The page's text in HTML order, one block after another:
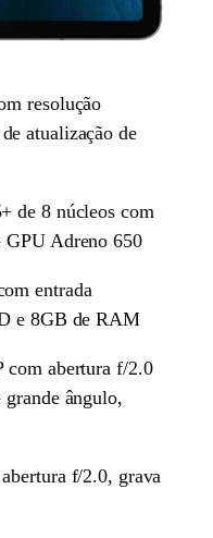
resolução
atualização de
de 8 núcleos com
GPU Adreno 650
entrada
e 8GB de RAM
com abertura f/2.0
ângulo,
f/2.0, grava